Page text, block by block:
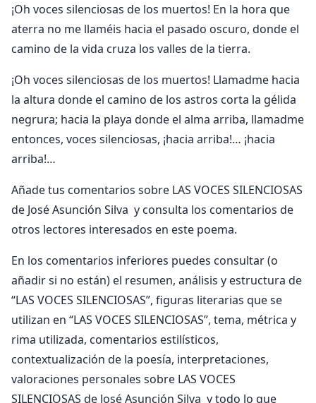
¡Oh voces silenciosas de los muertos! En la hora que
aterra no me llaméis hacia el pasado oscuro, donde el
camino de la vida cruza los valles de la tierra.
¡Oh voces silenciosas de los muertos! Llamadme hacia
la altura donde el camino de los astros corta la gélida
negrura; hacia la playa donde el alma arriba, llamadme
entonces, voces silenciosas, ¡hacia arriba!… ¡hacia
arriba!…
Añade tus comentarios sobre LAS VOCES SILENCIOSAS
de José Asunción Silva y consulta los comentarios de
otros lectores interesados en este poema.
En los comentarios inferiores puedes consultar (o
añadir si no están) el resumen, análisis y estructura de
“LAS VOCES SILENCIOSAS”, figuras literarias que se
utilizan en “LAS VOCES SILENCIOSAS”, tema, métrica y
rima utilizada, comentarios estilísticos,
contextualización de la poesía, interpretaciones,
valoraciones personales sobre LAS VOCES
SILENCIOSAS de José Asunción Silva y todo lo que